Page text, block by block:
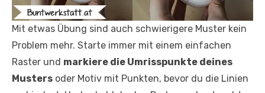
Mit etwas Übung sind auch schwierigere Muster kein
Problem mehr. Starte immer mit einem einfachen
Raster und markiere die Umrisspunkte deines
Musters oder Motiv mit Punkten, bevor du die Linien